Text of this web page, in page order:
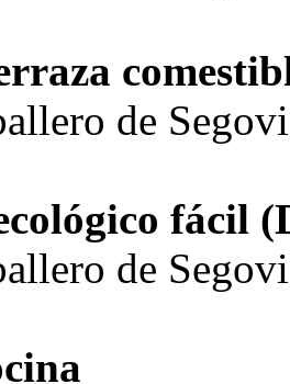
de
fácil
de